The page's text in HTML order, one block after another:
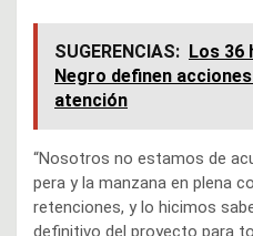
SUGERENCIAS: Los 36
Negro definen
atención
“Nosotros no estamos de
pera y la manzana en plena
retenciones, y lo hicimos
definitivo del proyecto para